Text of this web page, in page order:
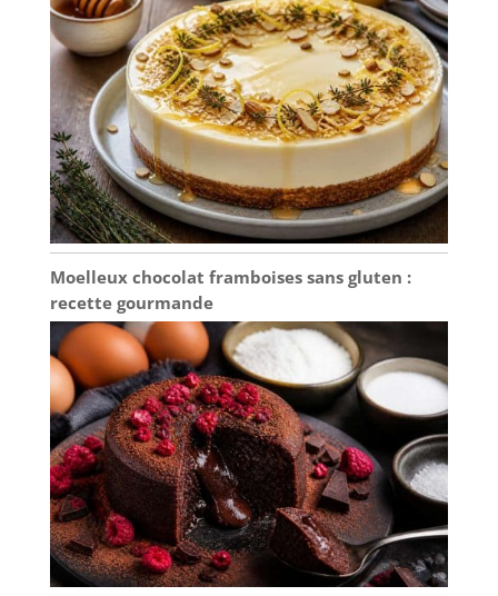
pratique, répondant à
divers besoins
diététiques : Cet
ensemble de assiettes
à pâtes noir en 6
pièces n'est pas
seulement un choix
idéal pour servir des
nouilles, mais peut
également facilement
manipuler divers
aliments tels que les
Que ce soit pour les
repas quotidiens de
famille, les
rassemblements
d'amis ou les pique-
niques en plein air, il
peut ajouter une
touche d'élégance à
votre cuisine, rendant
chaque repas plein de
rituel. Matériau en
plastique de haute
Moelleux chocolat framboises sans gluten :
recette gourmande